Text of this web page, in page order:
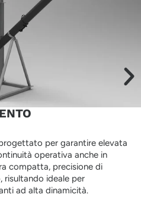
per garantire elevata
operativa anche in
compatta, precisione di
risultando ideale per
ad alta dinamicità.